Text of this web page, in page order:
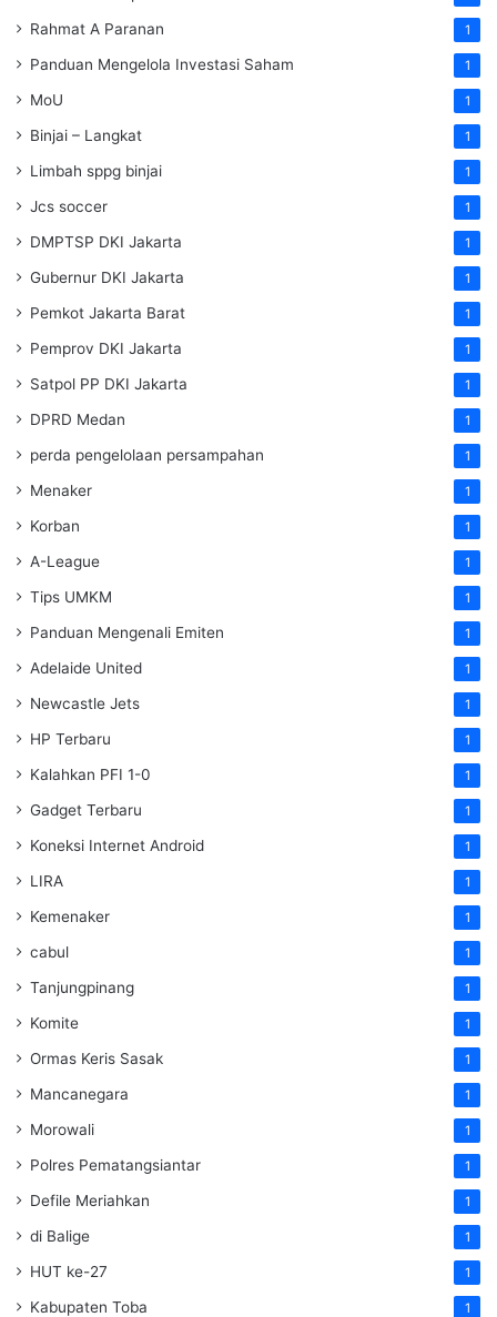
Rahmat A Paranan 1
Panduan Mengelola Investasi Saham 1
MoU 1
Binjai – Langkat 1
Limbah sppg binjai 1
Jcs soccer 1
DMPTSP DKI Jakarta 1
Gubernur DKI Jakarta 1
Pemkot Jakarta Barat 1
Pemprov DKI Jakarta 1
Satpol PP DKI Jakarta 1
DPRD Medan 1
perda pengelolaan persampahan 1
Menaker 1
Korban 1
A-League 1
Tips UMKM 1
Panduan Mengenali Emiten 1
Adelaide United 1
Newcastle Jets 1
HP Terbaru 1
Kalahkan PFI 1-0 1
Gadget Terbaru 1
Koneksi Internet Android 1
LIRA 1
Kemenaker 1
cabul 1
Tanjungpinang 1
Komite 1
Ormas Keris Sasak 1
Mancanegara 1
Morowali 1
Polres Pematangsiantar 1
Defile Meriahkan 1
di Balige 1
HUT ke-27 1
Kabupaten Toba 1